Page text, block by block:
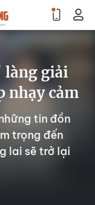
làng giải
nhạy cảm
tin đồn
trọng đến
lai sẽ trở lại